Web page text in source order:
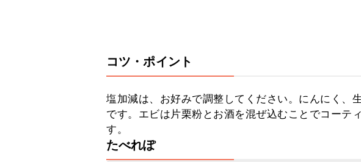
コツ・ポイント
塩加減は、お好みで調整してください。にんにく、
です。エビは片栗粉とお酒を混ぜ込むことでコーテ
す。
たべれぽ